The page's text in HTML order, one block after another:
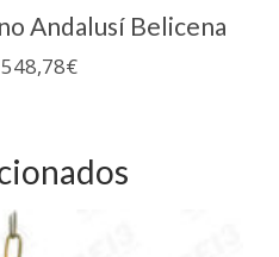
Andalusí Belicena
548,78€